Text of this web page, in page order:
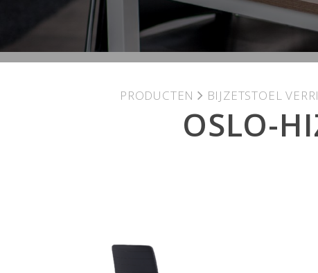
PRODUCTEN BIJZETSTOEL
OSLO-